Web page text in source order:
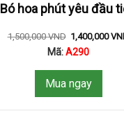
Bó hoa phút yêu đầu
1,500,000VND 1,400,000
Mã:A290
Mua ngay